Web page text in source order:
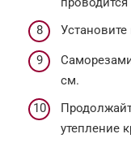
см.
утепление